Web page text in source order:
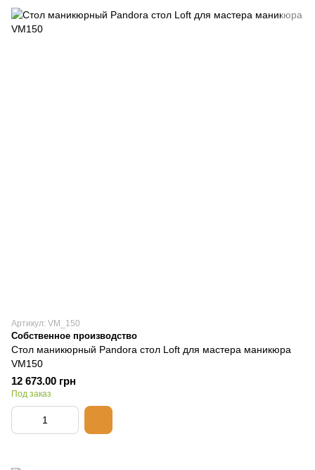
Артикул: VM_150
Собственное производство
Стол маникюрный Pandora стол Loft для мастера маникюра
VM150
12 673.00 грн
Под заказ